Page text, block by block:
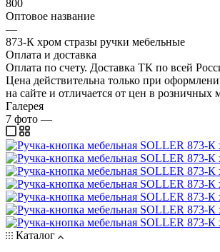
800
Оптовое название
—
873-К хром стразы ручки мебельные
Оплата и доставка
Оплата по счету. Доставка ТК по всей
Цена действительна только при
на сайте и отличается от цен в розничных
Галерея
7 фото —
Каталог